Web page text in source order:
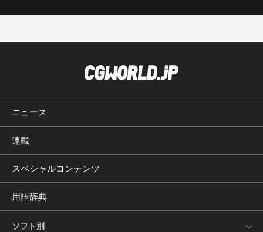
ニュース
連載
スペシャルコンテンツ
用語辞典
ソフト別